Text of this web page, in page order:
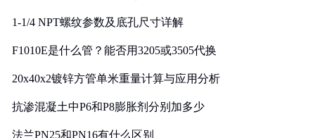
1-1/4 NPT螺纹参数及底孔尺寸详解
F1010E是什么管？能否用3205或3505代换
20x40x2镀锌方管单米重量计算与应用分析
抗渗混凝土中P6和P8膨胀剂分别加多少
法兰PN25和PN16有什么区别